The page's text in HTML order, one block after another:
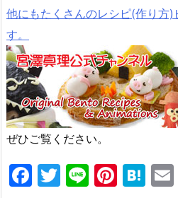
他にもたくさんのレシピ(作り方)
す。
ぜひご覧ください。
F
T
Li Pi H